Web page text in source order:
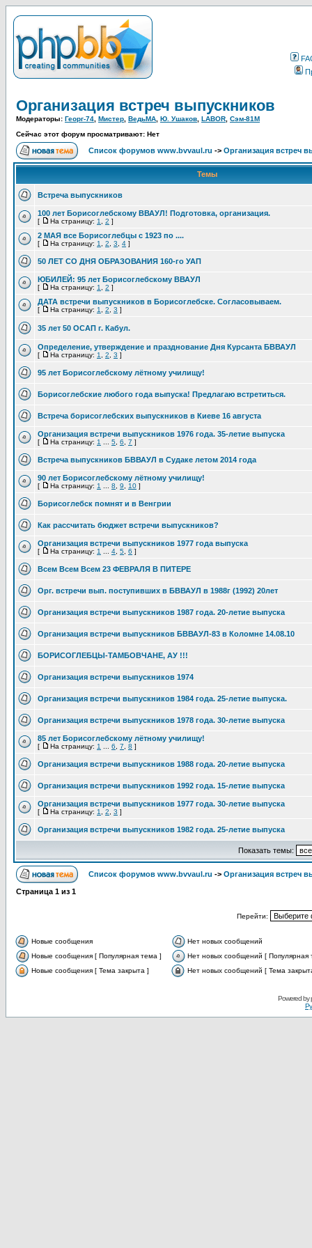
Организация встреч выпускников
Модераторы: Георг-74 Мистер ВедьМА Ю. Ушаков LABOR Сэм-81М
Сейчас этот форум просматривают: Нет
Список форумов www.bvvaul.ru -> Организация встреч
Темы
Встреча выпускников
100 лет Борисоглебскому ВВАУЛ! Подготовка, организация.
[ На страницу: 1 2 ]
2 МАЯ все Борисоглебцы с 1923 по ....
[ На страницу: 1 2 3 4 ]
50 ЛЕТ СО ДНЯ ОБРАЗОВАНИЯ 160-го УАП
ЮБИЛЕЙ: 95 лет Борисоглебскому ВВАУЛ
[ На страницу: 1 2 ]
ДАТА встречи выпускников в Борисоглебске. Согласовываем.
[ На страницу: 1 2 3 ]
35 лет 50 ОСАП г. Кабул.
Определение, утверждение и празднование Дня Курсанта БВВАУЛ
[ На страницу: 1 2 3 ]
95 лет Борисоглебскому лётному училищу!
Борисоглебские любого года выпуска! Предлагаю встретиться.
Встреча борисоглебских выпускников в Киеве 16 августа
Организация встречи выпускников 1976 года. 35-летие выпуска
[ На страницу: 1 5 6 7 ]
Встреча выпускников БВВАУЛ в Судаке летом 2014 года
90 лет Борисоглебскому лётному училищу!
[ На страницу: 1 8 9 10 ]
Борисоглебск помнят и в Венгрии
Как рассчитать бюджет встречи выпускников?
Организация встречи выпускников 1977 года выпуска
[ На страницу: 1 4 5 6 ]
Всем Всем Всем 23 ФЕВРАЛЯ В ПИТЕРЕ
Орг. встречи вып. поступивших в БВВАУЛ в 1988г (1992) 20лет
Организация встречи выпускников 1987 года. 20-летие выпуска
Организация встречи выпускников БВВАУЛ-83 в Коломне 14.08.10
БОРИСОГЛЕБЦЫ-ТАМБОВЧАНЕ, АУ !!!
Организация встречи выпускников 1974
Организация встречи выпускников 1984 года. 25-летие выпуска.
Организация встречи выпускников 1978 года. 30-летие выпуска
85 лет Борисоглебскому лётному училищу!
[ На страницу: 1 6 7 8 ]
Организация встречи выпускников 1988 года. 20-летие выпуска
Организация встречи выпускников 1992 года. 15-летие выпуска
Организация встречи выпускников 1977 года. 30-летие выпуска
[ На страницу: 1 2 3 ]
Организация встречи выпускников 1982 года. 25-летие выпуска
Показать темы:
Список форумов www.bvvaul.ru -> Организация встреч
Страница 1 из 1
Перейти:
Новые сообщения
Нет новых сообщений
Новые сообщения [ Популярная тема ]
Нет новых сообщений [ Популярная
Новые сообщения [ Тема закрыта ]
Нет новых сообщений [ Тема
Powered by